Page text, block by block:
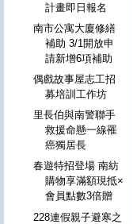
計畫即日報名
南市公寓大廈修繕
補助 3/1開放申
請新增6項補助
偶戲故事屋志工招
募培訓工作坊
里長伯與南警聯手
救援命懸一線罹
癌獨居長
春遊特招登場 南紡
購物享滿額現抵×
會員點數3倍贈
228連假親子避寒之